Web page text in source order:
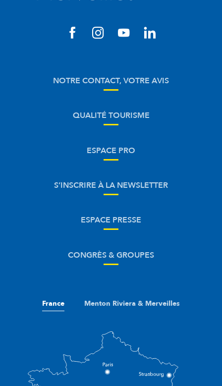
NOTRE CONTACT, VOTRE AVIS
QUALITÉ TOURISME
ESPACE PRO
S’INSCRIRE À LA NEWSLETTER
ESPACE PRESSE
CONGRÈS & GROUPES
France Menton Riviera & Merveilles